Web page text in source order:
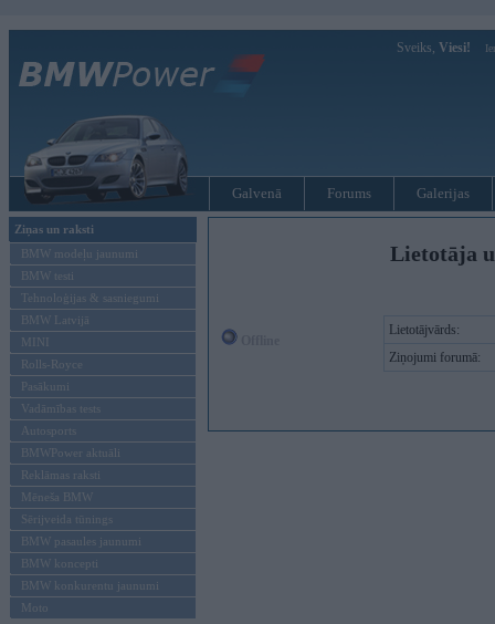
Sveiks, Viesi!
Galvenā Forums Galerijas
Ziņas un raksti
BMW modeļu jaunumi
BMW testi
Tehnoloģijas & sasniegumi
BMW Latvijā
MINI
Rolls-Royce
Pasākumi
Vadāmības tests
Autosports
BMWPower aktuāli
Reklāmas raksti
Mēneša BMW
Sērijveida tūnings
BMW pasaules jaunumi
BMW koncepti
BMW konkurentu jaunumi
Moto
Lietotāja
Lietotājvārds:
Ziņojumi forumā: